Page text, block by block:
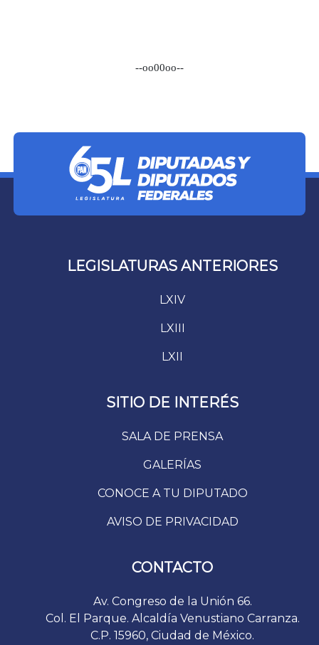
--oo00oo--
LEGISLATURAS ANTERIORES
LXIV
LXIII
LXII
SITIO DE INTERÉS
SALA DE PRENSA
GALERÍAS
CONOCE A TU DIPUTADO
AVISO DE PRIVACIDAD
CONTACTO
Av. Congreso de la Unión 66.
Col. El Parque. Alcaldía Venustiano Carranza.
C.P. 15960, Ciudad de México.